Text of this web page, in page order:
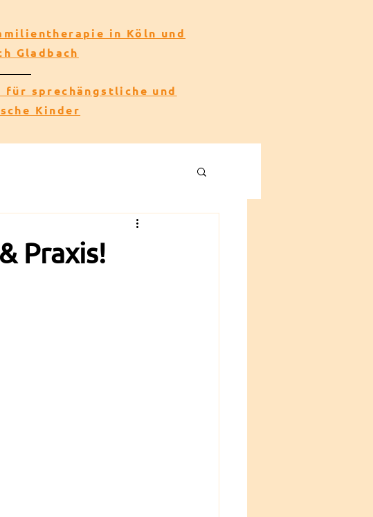
in Köln und
Gladbach
für sprechängstliche und
Kinder
Praxis!